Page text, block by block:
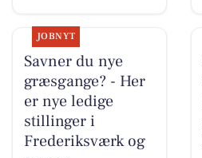
JOBNYT
Savner du nye
græsgange? - Her
er nye ledige
stillinger i
Frederiksværk og